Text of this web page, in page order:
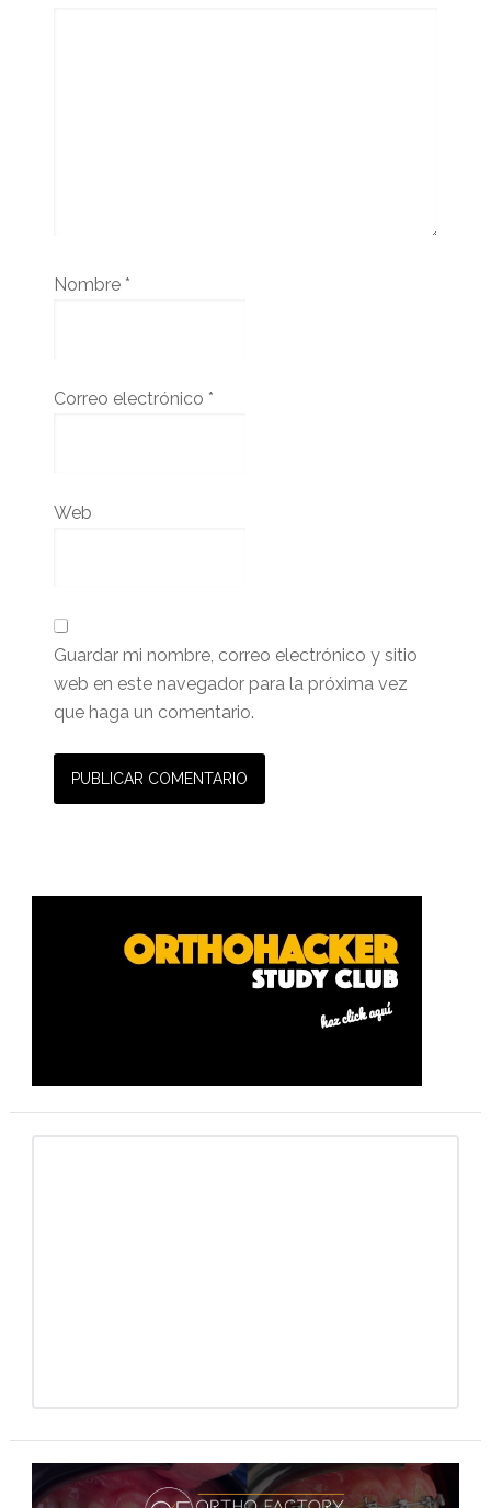
Nombre *
Correo electrónico *
Web
Guardar mi nombre, correo electrónico y sitio
web en este navegador para la próxima vez
que haga un comentario.
Barra
primaria